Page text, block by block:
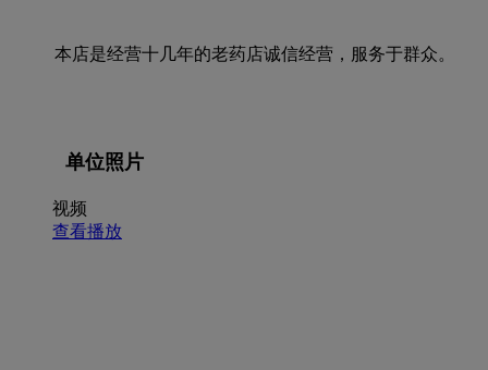
本店是经营十几年的老药店诚信经营，服务于群众。
单位照片
视频
查看播放